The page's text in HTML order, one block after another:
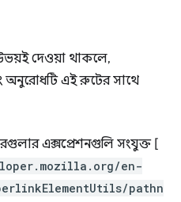
দেওয়া থাকলে,
অনুরোধটি এই রুটের সাথে
এক্সপ্রেশনগুলি সংযুক্ত [
en-
pathn